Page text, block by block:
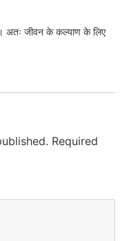
अतः जीवन के कल्याण के लिए
Required